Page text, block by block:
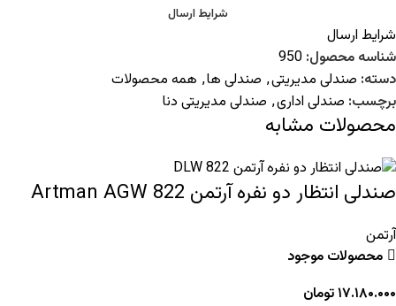
شرایط ارسال
شرایط ارسال
شناسه محصول: 950
دسته: صندلی مدیریتی, صندلی ها, همه محصولات
برچسب: صندلی اداری, صندلی مدیریتی دنا
محصولات مشابه
صندلی انتظار دو نفره آرتمن Artman AGW 822
آرتمن
محصولات موجود
۱۷.۱۸۰.۰۰۰تومان